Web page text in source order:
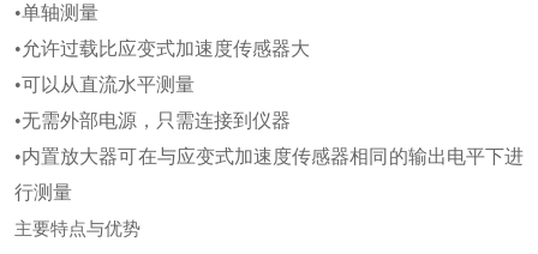
•单轴测量
•允许过载比应变式加速度传感器大
•可以从直流水平测量
•无需外部电源，只需连接到仪器
•内置放大器可在与应变式加速度传感器相同的输出电平下进
行测量
主要特点与优势